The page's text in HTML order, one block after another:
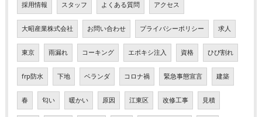
採用情報 スタッフ よくある質問 アクセス
大昭産業株式会社 お問い合わせ プライバシーポリシー 求人
東京 雨漏れ コーキング エポキシ注入 資格 ひび割れ
frp防水 下地 ベランダ コロナ禍 緊急事態宣言 建築
春 匂い 暖かい 原因 江東区 改修工事 見積